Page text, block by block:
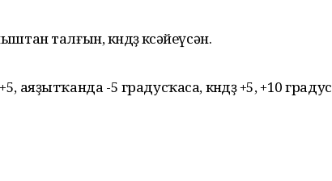
талғын, көндөҙ көсәйеүсән.
аяҙытҡанда -5 градусҡаса, көндөҙ +5, +10 градус